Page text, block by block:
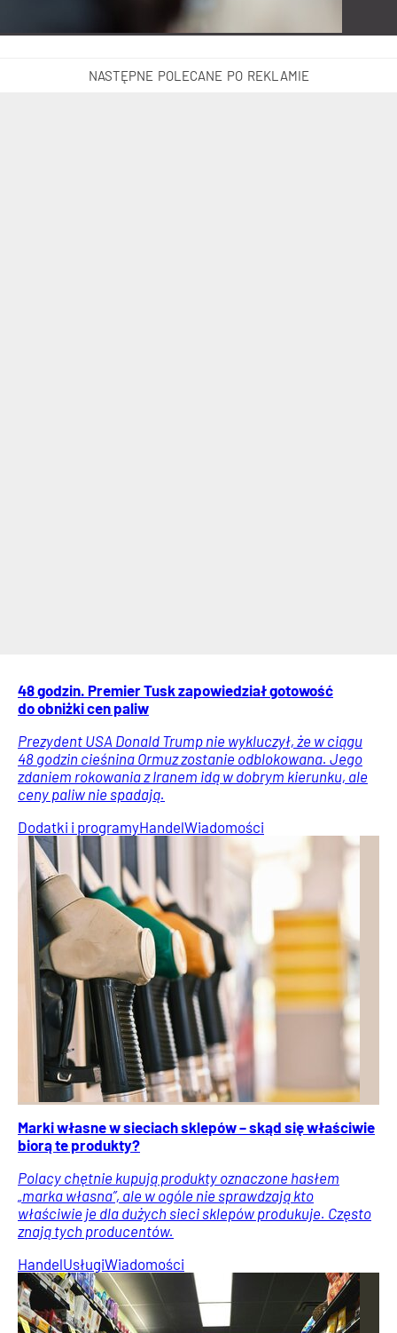
48 godzin. Premier Tusk zapowiedział gotowość
do obniżki cen paliw
Prezydent USA Donald Trump nie wykluczył, że w ciągu
48 godzin cieśnina Ormuz zostanie odblokowana. Jego
zdaniem rokowania z Iranem idą w dobrym kierunku, ale
ceny paliw nie spadają.
Dodatki i programyHandelWiadomości
Marki własne w sieciach sklepów – skąd się właściwie
biorą te produkty?
Polacy chętnie kupują produkty oznaczone hasłem
„marka własna”, ale w ogóle nie sprawdzają kto
właściwie je dla dużych sieci sklepów produkuje. Często
znają tych producentów.
HandelUsługiWiadomości